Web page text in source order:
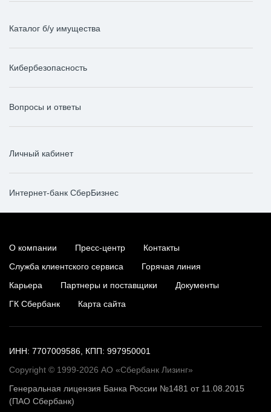
Каталог б/у имущества
Кибербезопасность
Вопросы и ответы
Личный кабинет
Интернет-банк СберБизнес
О компании Пресс-центр
Контакты
Служба клиентского сервиса
Горячая линия
Карьера
Партнеры и поставщики
Документы
ГК Сбербанк
Карта сайта
ИНН: 7707009586, КПП: 997950001
Copyright © 1999-2026 АО «Сбербанк Лизинг»
Генеральная лицензия Банка России №1481 от 11.08.2015
(ПАО Сбербанк)